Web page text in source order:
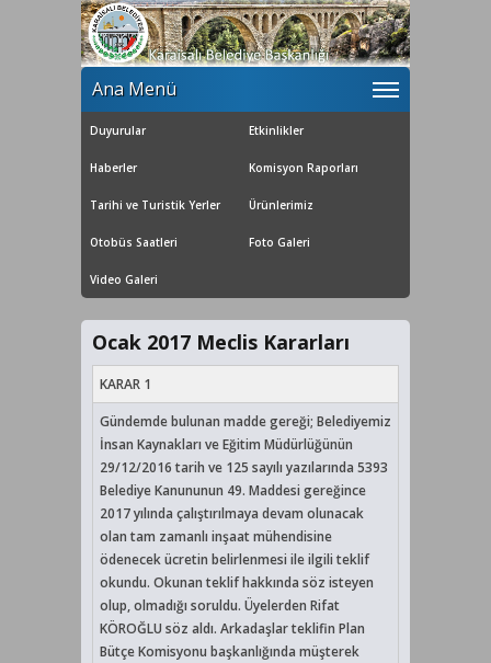
Ana Menü
Duyurular Etkinlikler
Haberler Komisyon Raporları
Tarihi ve Turistik Yerler Ürünlerimiz
Otobüs Saatleri Foto Galeri
Video Galeri
Ocak 2017 Meclis Kararları
KARAR 1
Gündemde bulunan madde gereği; Belediyemiz
İnsan Kaynakları ve Eğitim Müdürlüğünün
29/12/2016 tarih ve 125 sayılı yazılarında 5393
Belediye Kanununun 49. Maddesi gereğince
2017 yılında çalıştırılmaya devam olunacak
olan tam zamanlı inşaat mühendisine
ödenecek ücretin belirlenmesi ile ilgili teklif
okundu. Okunan teklif hakkında söz isteyen
olup, olmadığı soruldu. Üyelerden Rifat
KÖROĞLU söz aldı. Arkadaşlar teklifin Plan
Bütçe Komisyonu başkanlığında müşterek